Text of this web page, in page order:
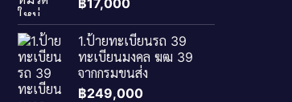
฿17,000
1.ป้ายทะเบียนรถ 39
ทะเบียนมงคล ฆฒ 39
จากกรมขนส่ง
฿249,000